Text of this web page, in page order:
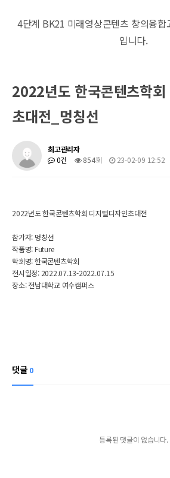
4단계 BK21 미래영상콘텐츠 창의융합
입니다.
2022년도 한국콘텐츠학회
초대전_멍칭선
최고관리자
0건
854회 23-02-09 12:52
2022년도 한국콘텐츠학회 디지털디자인초대전
참가자: 멍칭선
작품명: Future
학회명: 한국콘텐츠학회
전시일정: 2022.07.13-2022.07.15
장소: 전남대학교 여수캠퍼스
댓글 0
등록된 댓글이 없습니다.